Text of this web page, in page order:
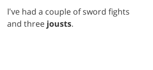
I've had a couple of sword fights
and three jousts.